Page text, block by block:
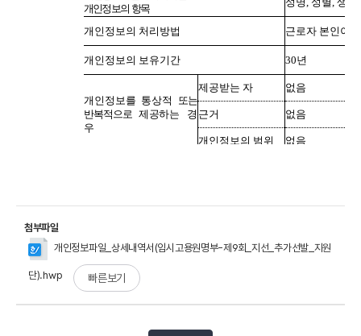
첨부파일
개인정보파일_상세내역서(임시고용원명부-제9회_지선_추가선발_지원
단).hwp 빠른보기